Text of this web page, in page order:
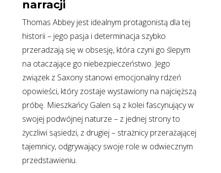
narracji
Thomas Abbey jest idealnym protagonistą dla tej
historii – jego pasja i determinacja szybko
przeradzają się w obsesję, która czyni go ślepym
na otaczające go niebezpieczeństwo. Jego
związek z Saxony stanowi emocjonalny rdzeń
opowieści, który zostaje wystawiony na najcięższą
próbę. Mieszkańcy Galen są z kolei fascynujący w
swojej podwójnej naturze – z jednej strony to
życzliwi sąsiedzi, z drugiej – strażnicy przerażającej
tajemnicy, odgrywający swoje role w odwiecznym
przedstawieniu.